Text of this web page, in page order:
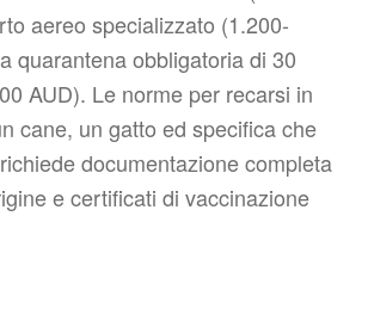
aereo specializzato (1.200-
quarantena obbligatoria di 30
AUD). Le norme per recarsi in
cane, un gatto ed specifica che
documentazione completa
e certificati di vaccinazione